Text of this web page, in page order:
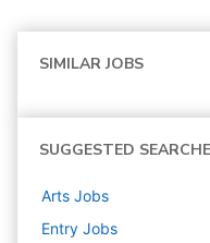
SIMILAR JOBS
SUGGESTED
Arts Jobs
Entry Jobs